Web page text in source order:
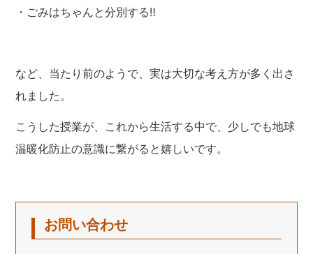
・ごみはちゃんと分別する‼
など、当たり前のようで、実は大切な考え方が多く出さ
れました。
こうした授業が、これから生活する中で、少しでも地球
温暖化防止の意識に繋がると嬉しいです。
お問い合わせ